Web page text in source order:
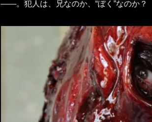
――。犯人は、兄なのか、“ぼく”なのか？